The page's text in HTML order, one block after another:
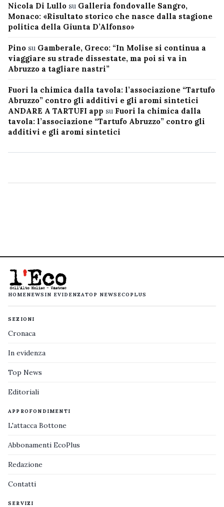
Nicola Di Lullo su Galleria fondovalle Sangro,
Monaco: «Risultato storico che nasce dalla stagione
politica della Giunta D’Alfonso»
Pino su Gamberale, Greco: “In Molise si continua a
viaggiare su strade dissestate, ma poi si va in
Abruzzo a tagliare nastri”
Fuori la chimica dalla tavola: l’associazione “Tartufo
Abruzzo” contro gli additivi e gli aromi sintetici
ANDARE A TARTUFI app su Fuori la chimica dalla
tavola: l’associazione “Tartufo Abruzzo” contro gli
additivi e gli aromi sintetici
HOMENEWS IN EVIDENZATOP NEWS ECOPLUS
SEZIONI
Cronaca
In evidenza
Top News
Editoriali
APPROFONDIMENTI
L'attacca Bottone
Abbonamenti EcoPlus
Redazione
Contatti
SERVIZI